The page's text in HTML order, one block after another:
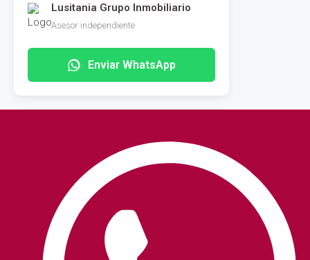
Lusitania Grupo Inmobiliario
Asesor independiente
Enviar WhatsApp